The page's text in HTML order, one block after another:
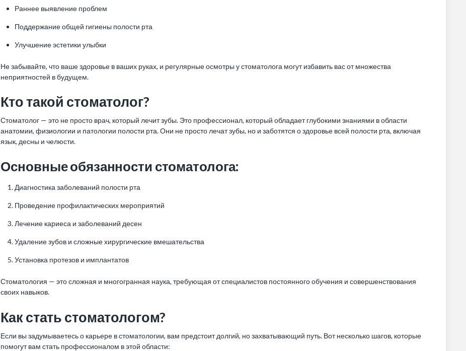
Раннее выявление проблем
Поддержание общей гигиены полости рта
Улучшение эстетики улыбки
Не забывайте, что ваше здоровье в ваших руках, и регулярные осмотры у стоматолога могут избавить вас от множества
неприятностей в будущем.
Кто такой стоматолог?
Стоматолог — это не просто врач, который лечит зубы. Это профессионал, который обладает глубокими знаниями в области
анатомии, физиологии и патологии полости рта. Они не просто лечат зубы, но и заботятся о здоровье всей полости рта, включая
язык, десны и челюсти.
Основные обязанности стоматолога:
Диагностика заболеваний полости рта
Проведение профилактических мероприятий
Лечение кариеса и заболеваний десен
Удаление зубов и сложные хирургические вмешательства
Установка протезов и имплантатов
Стоматология — это сложная и многогранная наука, требующая от специалистов постоянного обучения и совершенствования
своих навыков.
Как стать стоматологом?
Если вы задумываетесь о карьере в стоматологии, вам предстоит долгий, но захватывающий путь. Вот несколько шагов, которые
помогут вам стать профессионалом в этой области: